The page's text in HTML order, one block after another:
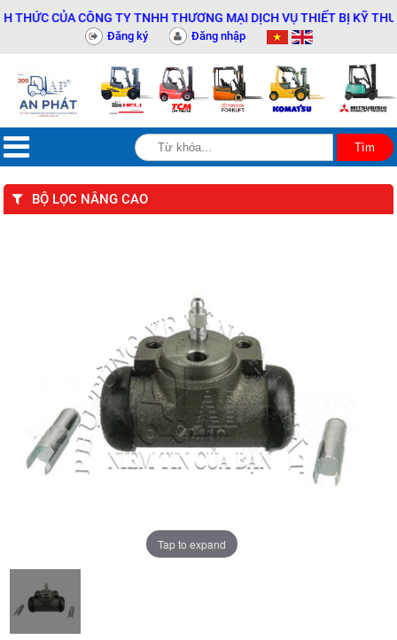
CỦA CÔNG TY TNHH THƯƠNG MẠI DỊCH VỤ THIẾT BỊ KỸ
Đăng ký Đăng nhập
BỘ LỌC NÂNG CAO
Tap to expand